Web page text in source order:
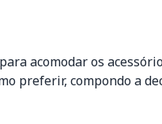
acomodar os
preferir, compondo a